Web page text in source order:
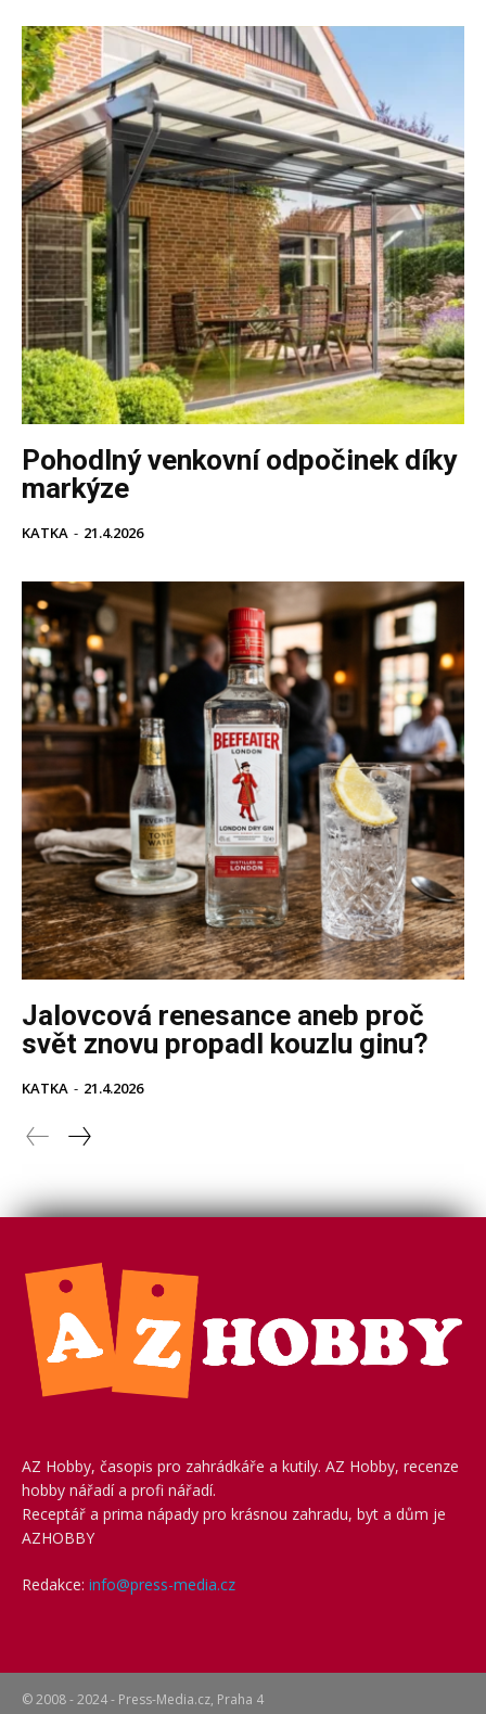
AZ Hobby, časopis pro zahrádkáře a kutily. AZ Hobby, recenze
hobby nářadí a profi nářadí.
Receptář a prima nápady pro krásnou zahradu, byt a dům je
AZHOBBY
Redakce: info@press-media.cz
© 2008 - 2024 - Press-Media.cz, Praha 4